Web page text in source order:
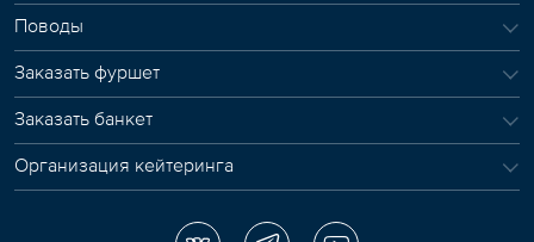
Поводы
Заказать фуршет
Заказать банкет
Организация кейтеринга